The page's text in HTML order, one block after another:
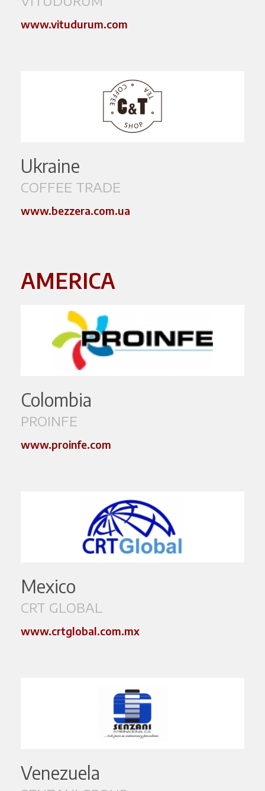
www.vitudurum.com
Ukraine
COFFEE TRADE
www.bezzera.com.ua
AMERICA
Colombia
PROINFE
www.proinfe.com
Mexico
CRT GLOBAL
www.crtglobal.com.mx
Venezuela